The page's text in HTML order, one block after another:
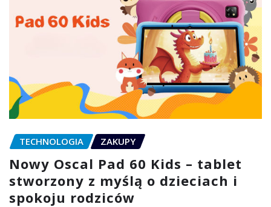
TECHNOLOGIA ZAKUPY
Nowy Oscal Pad 60 Kids – tablet
stworzony z myślą o dzieciach i
spokoju rodziców